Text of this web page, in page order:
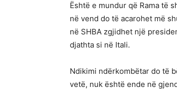
Është e mundur që Rama të
në vend do të acarohet më
në SHBA zgjidhet një
djathta si në Itali.
Ndikimi ndërkombëtar do të
vetë, nuk është ende në